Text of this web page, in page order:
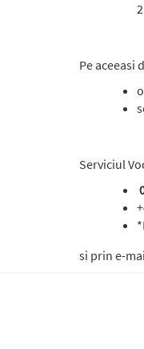
Pe aceeasi
Serviciul
si prin e-